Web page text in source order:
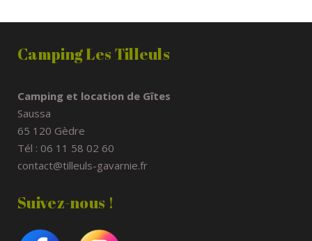
Camping Les Tilleuls
Camping et location de Gîtes
Saussa
65 120 Gèdre
Tél : 06 11 58 02 60
contact@tilleuls-gavarnie.fr
Suivez-nous !